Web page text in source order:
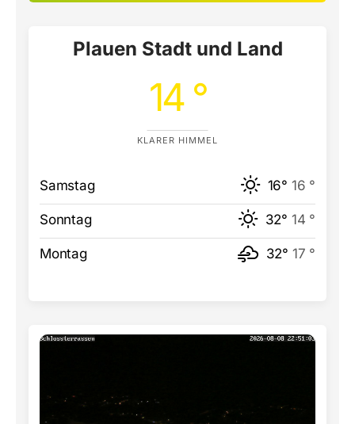
Plauen Stadt und Land
14 °
KLARER HIMMEL
Samstag 16° 16 °
Sonntag 32° 14 °
Montag 32° 17 °